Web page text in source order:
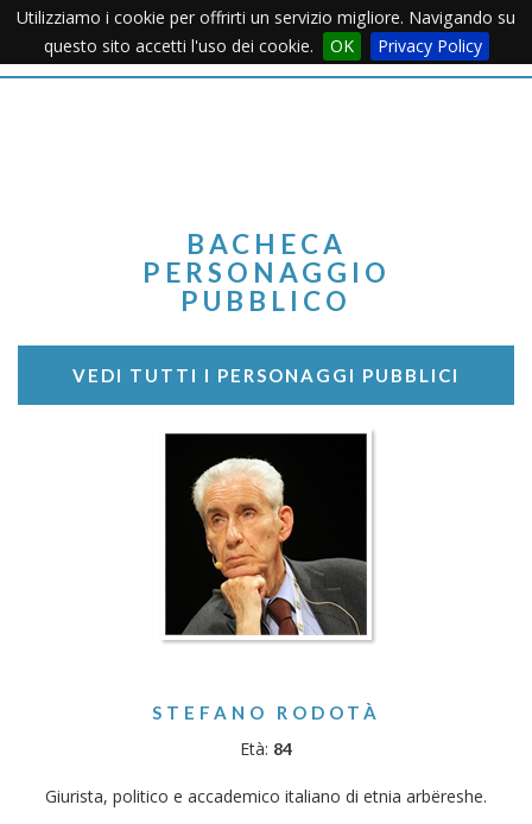
Utilizziamo i cookie per offrirti un servizio migliore. Navigando su
questo sito accetti l'uso dei cookie.
OK Privacy PolicyMenu
BACHECA
PERSONAGGIO
PUBBLICO
VEDI TUTTI I PERSONAGGI PUBBLICI
STEFANO RODOTÀ
Età: 84
Giurista, politico e accademico italiano di etnia arbëreshe.